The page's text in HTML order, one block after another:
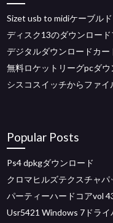
Sizet usb to midiケーブル
ディスク13のダウンロー
デジタルダウンロードカ
無料ロケットリーグpcダウ
シスコスイッチからファ
Popular Posts
Ps4 dpkgダウンロード
クロマヒルズテクスチャ
パーティーハードコアvol
Usr5421 Windows 7ドライ